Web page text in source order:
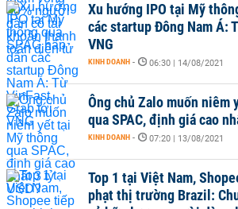
Xu hướng IPO tại Mỹ
các startup Đông Nam Á:
VNG
KINH DOANH - 06:30 | 14/08/2021
Ông chủ Zalo muốn niêm
qua SPAC, định giá cao
KINH DOANH - 07:20 | 13/08/2021
Top 1 tại Việt Nam,
phạt thị trường Brazil: